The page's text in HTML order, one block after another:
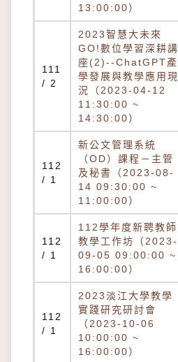
13:00:00）
111
/ 2
2023智慧大未來
GO!數位學習深耕講
座(2)--ChatGPT產
學發展與教學應用現
況（2023-04-12
11:30:00 ~
14:30:00）
112
/ 1
新公文管理系統
（OD）課程－主管
及秘書（2023-08-
14 09:30:00 ~
11:00:00）
112
/ 1
112學年度新聘教師
教學工作坊（2023-
09-05 09:00:00 ~
16:00:00）
112
/ 1
2023淡江大學教學
實踐研究研討會
（2023-10-06
10:00:00 ~
16:00:00）